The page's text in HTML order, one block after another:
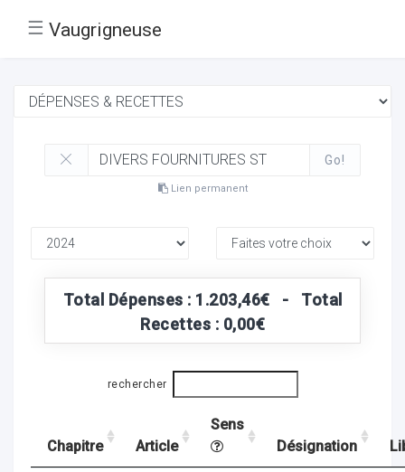
☰ Vaugrigneuse
Go!
Lien permanent
Total Dépenses : 1.203,46€ - Total
Recettes : 0,00€
rechercher
Chapitre Article
Sens
Désignation